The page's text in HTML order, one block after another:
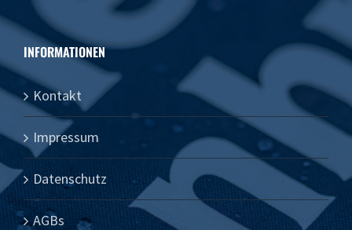
INFORMATIONEN
Kontakt
Impressum
Datenschutz
AGBs